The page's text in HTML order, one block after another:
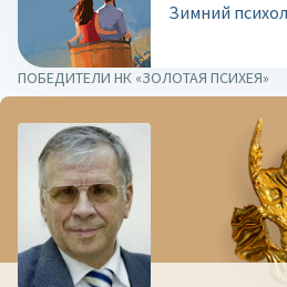
Зимний
ПОБЕДИТЕЛИ НК «ЗОЛОТАЯ ПСИХЕЯ»